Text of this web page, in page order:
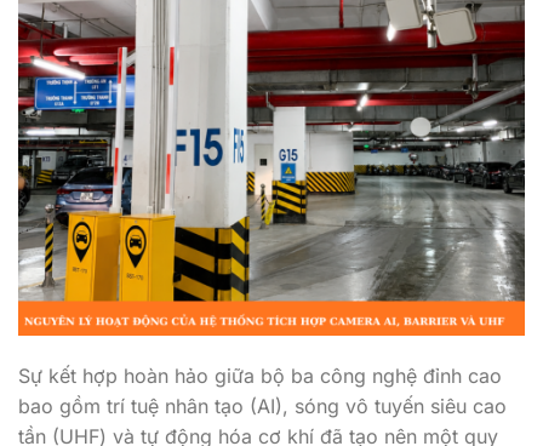
Sự kết hợp hoàn hảo giữa bộ ba công nghệ đỉnh cao
bao gồm trí tuệ nhân tạo (AI), sóng vô tuyến siêu cao
tần (UHF) và tự động hóa cơ khí đã tạo nên một quy